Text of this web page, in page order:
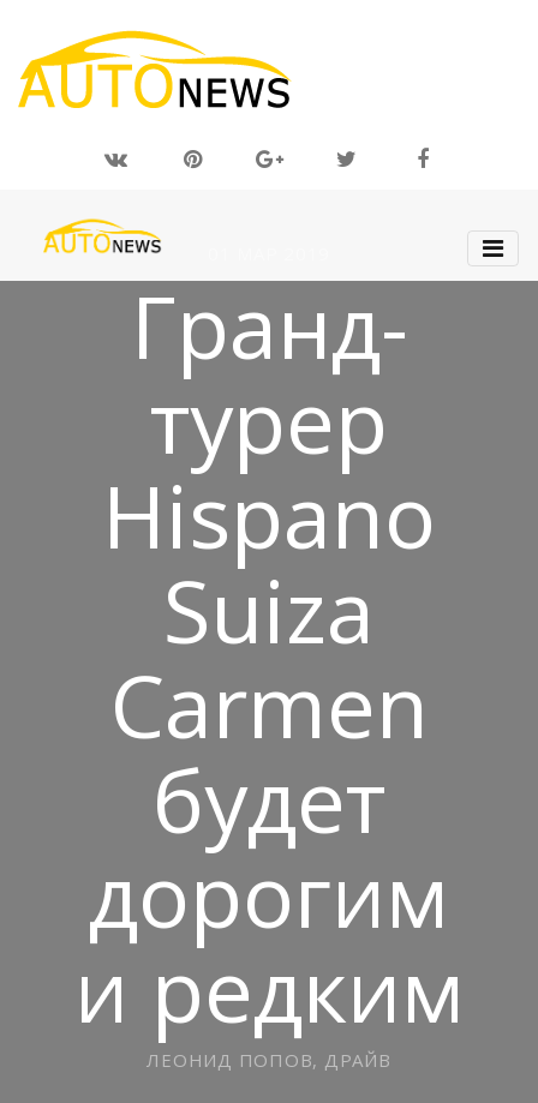
Гранд-
турер
Hispano
Suiza
Carmen
будет
дорогим
и редким
ЛЕОНИД ПОПОВ, ДРАЙВ